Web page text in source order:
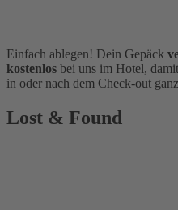
Einfach ablegen! Dein Gepäck
kostenlos bei uns im Hotel,
in oder nach dem Check-out
Lost & Found